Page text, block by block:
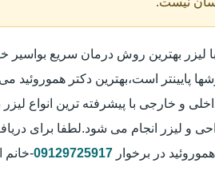
لیزر بهترین روش درمان سریع
پایینتر است،بهترین دکتر هموروئید
و خارجی با پیشرفته ترین انواع
و لیزر انجام می شود.لطفا برای
در برخوار 09129725917-خانم